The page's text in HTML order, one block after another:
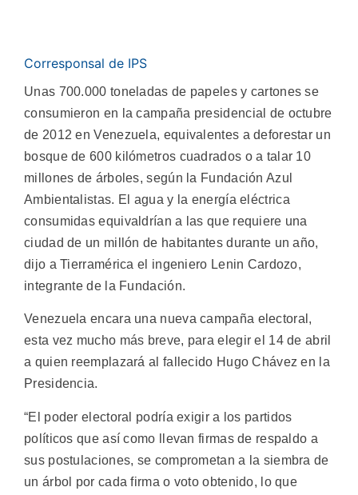
Corresponsal de IPS
Unas 700.000 toneladas de papeles y cartones se
consumieron en la campaña presidencial de octubre
de 2012 en Venezuela, equivalentes a deforestar un
bosque de 600 kilómetros cuadrados o a talar 10
millones de árboles, según la Fundación Azul
Ambientalistas. El agua y la energía eléctrica
consumidas equivaldrían a las que requiere una
ciudad de un millón de habitantes durante un año,
dijo a Tierramérica el ingeniero Lenin Cardozo,
integrante de la Fundación.
Venezuela encara una nueva campaña electoral,
esta vez mucho más breve, para elegir el 14 de abril
a quien reemplazará al fallecido Hugo Chávez en la
Presidencia.
“El poder electoral podría exigir a los partidos
políticos que así como llevan firmas de respaldo a
sus postulaciones, se comprometan a la siembra de
un árbol por cada firma o voto obtenido, lo que